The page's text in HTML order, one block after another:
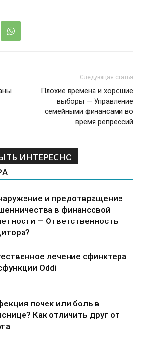
Следующая статья
Плохие времена и хорошие
выборы — Управление
семейными финансами во
время репрессий
ИНТЕРЕСНО
и предотвращение
в финансовой
— Ответственность
лечение сфинктера
Oddi
почек или боль в
Как отличить друг от